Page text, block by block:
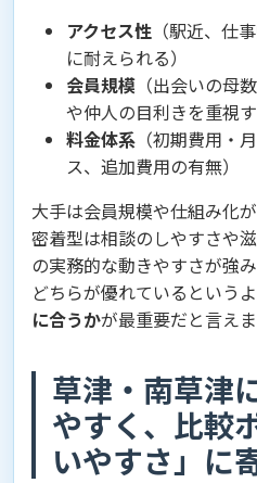
アクセス性 （駅近、仕
に耐えられる）
会員規模 （出会いの母
や仲人の目利きを重視す
料金体系 （初期費用・
ス、追加費用の有無）
大手は会員規模や仕組み化
密着型は相談のしやすさや
の実務的な動きやすさが強
どちらが優れているというよ
に合うかが最重要だと言えま
草津・南草津
やすく、比較
いやすさ」に